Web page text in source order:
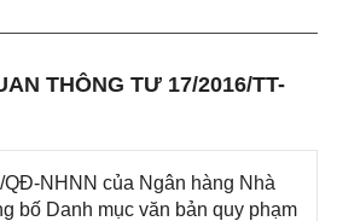
THÔNG TƯ 17/2016/TT-
QĐ-NHNN của Ngân hàng Nhà
bố Danh mục văn bản quy phạm